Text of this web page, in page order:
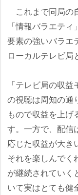
これまで同局の
「情報バラエテ
要素の強いバラエ
ローカルテレビ局
「テレビ局の収
の視聴は周知の通
もので収益を上
す。一方で、配信
応じた収益が大き
それを楽しんでく
が継続されていく
いて実はとても健